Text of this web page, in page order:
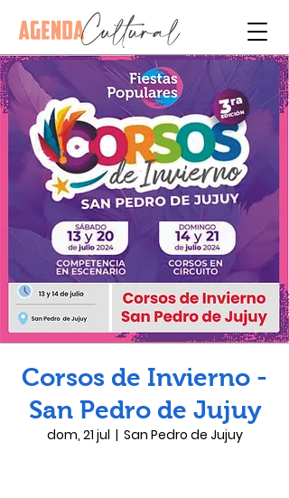
Corsos de Invierno -
San Pedro de Jujuy
dom, 21 jul
  |
San Pedro de Jujuy